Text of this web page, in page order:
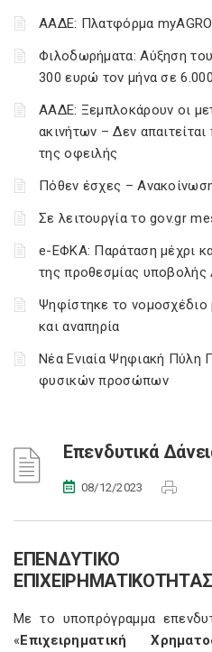
ΑΑΔΕ: Πλατφόρμα myAGRO
Φιλοδωρήματα: Αύξηση
300 ευρώ τον μήνα σε
ΑΑΔΕ: Ξεμπλοκάρουν οι
ακινήτων – Δεν
της οφειλής
Πόθεν έσχες –
Σε λειτουργία το gov.gr
e-ΕΦΚΑ: Παράταση μέχρι
της προθεσμίας
Ψηφίστηκε το νομοσχέδιο
και αναπηρία
Νέα Ενιαία Ψηφιακή
φυσικών προσώπων
Επενδυτικά
08/12/2023
ΕΠΙΧΕΙΡΗΜΑΤΙΚΟΤΗΤΑΣ
Με το υποπρόγραμμα
«Επιχειρηματική